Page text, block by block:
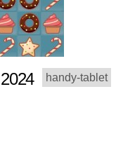
handy-tablet